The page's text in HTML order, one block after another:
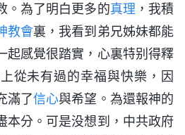
。為了明白更多的真理 ，我積
教會裏，我看到弟兄姊妹都能
起感覺很踏實，心裏特别得釋
從未有過的幸福與快樂，因
滿了信心與希望。為還報神的
本分。可是没想到，中共政府